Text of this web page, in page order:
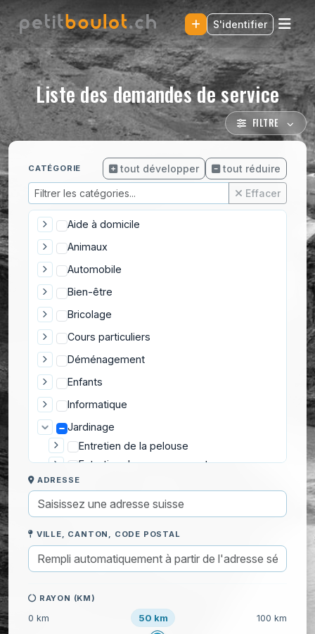
S'identifier
Liste des demandes de service
FILTRE
CATÉGORIE tout développer tout réduire
Effacer
Aide à domicile
Animaux
Automobile
Bien-être
Bricolage
Cours particuliers
Déménagement
Enfants
Informatique
Jardinage
Entretien de la pelouse
Entretien des espaces verts
Équipements extérieurs
Fleurs, potager et verger
Création de potager en carrés
Cueillette de fruits et légumes
Entretien d'un potager
Entretien d'un verger
Planter des arbres fruitiers
Planter des arbustes
Planter des fleurs
ADRESSE
VILLE, CANTON, CODE POSTAL
RAYON (KM)
0 km 50 km 100 km